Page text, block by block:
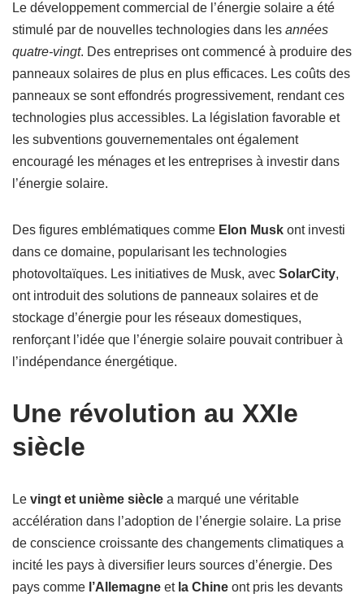
Le développement commercial de l’énergie solaire a été
stimulé par de nouvelles technologies dans les années
quatre-vingt. Des entreprises ont commencé à produire des
panneaux solaires de plus en plus efficaces. Les coûts des
panneaux se sont effondrés progressivement, rendant ces
technologies plus accessibles. La législation favorable et
les subventions gouvernementales ont également
encouragé les ménages et les entreprises à investir dans
l’énergie solaire.
Des figures emblématiques comme Elon Musk ont investi
dans ce domaine, popularisant les technologies
photovoltaïques. Les initiatives de Musk, avec SolarCity,
ont introduit des solutions de panneaux solaires et de
stockage d’énergie pour les réseaux domestiques,
renforçant l’idée que l’énergie solaire pouvait contribuer à
l’indépendance énergétique.
Une révolution au XXIe
siècle
Le vingt et unième siècle a marqué une véritable
accélération dans l’adoption de l’énergie solaire. La prise
de conscience croissante des changements climatiques a
incité les pays à diversifier leurs sources d’énergie. Des
pays comme l’Allemagne et la Chine ont pris les devants